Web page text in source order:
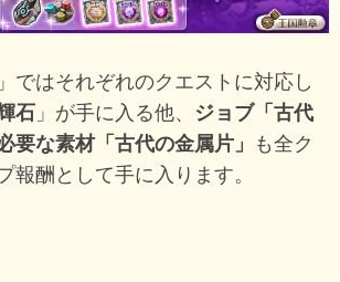
ではそれぞれのクエストに対応し
石 」が手に入る他、 ジョブ「古代
要な素材「古代の金属片」
も全ク
報酬として手に入ります。